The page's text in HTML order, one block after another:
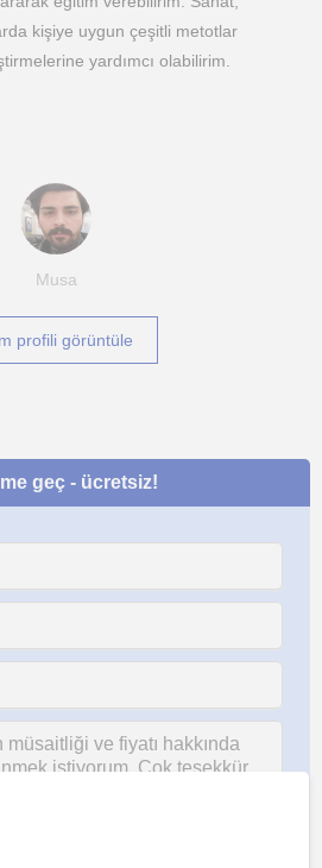
kişiye uygun çeşitli metotlar
yardımcı olabilirim.
Musa
profili görüntüle
geç - ücretsiz!